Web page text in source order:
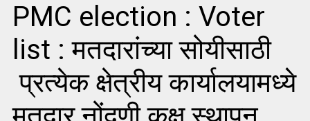
PMC election : Voter
list : मतदारांच्या सोयीसाठी
प्रत्येक क्षेत्रीय कार्यालयामध्ये